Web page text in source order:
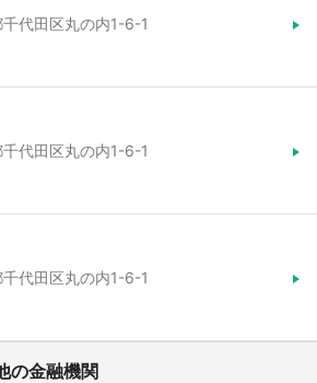
代田区丸の内1-6-1
代田区丸の内1-6-1
代田区丸の内1-6-1
の金融機関